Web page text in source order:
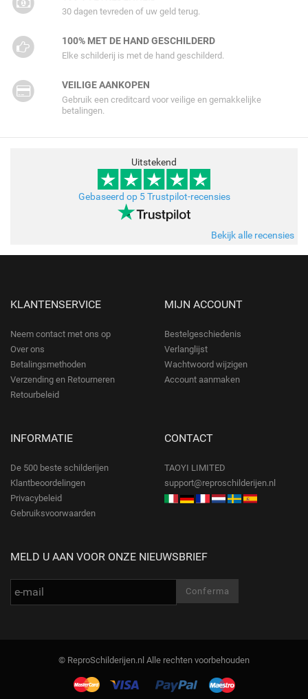
30 dagen tevreden of uw geld terug.
100% MET DE HAND GESCHILDERD
Elke schilderij is met de hand geschilderd.
VEILIGE AANKOPEN
Gebruik een creditcard voor veilige en gemakkelijke
betalingen.
Uitstekend
Gebaseerd op 5 Trustpilot-recensies
Bekijk alle recensies
KLANTENSERVICE
Neem contact met ons op
Over ons
Betalingsmethoden
Verzending en Retourneren
Retourbeleid
MIJN ACCOUNT
Bestelgeschiedenis
Verlanglijst
Wachtwoord wijzigen
Account aanmaken
INFORMATIE
De 500 beste schilderijen
Klantbeoordelingen
Privacybeleid
Gebruiksvoorwaarden
CONTACT
TAOYI LIMITED
support@reproschilderijen.nl
MELD U AAN VOOR ONZE NIEUWSBRIEF
© ReproSchilderijen.nl Alle rechten voorbehouden